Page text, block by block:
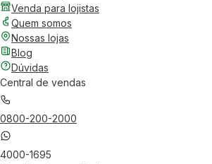
Venda para lojistas
Quem somos
Nossas lojas
Blog
Dúvidas
Central de vendas
0800-200-2000
4000-1695